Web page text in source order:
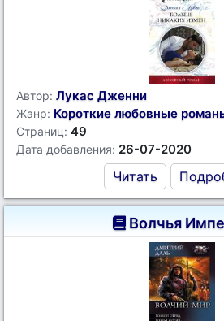
Автор: Лукас Дженни
Жанр: Короткие любовные
Страниц: 49
Дата добавления: 26-07-2020
Читать
Волчья